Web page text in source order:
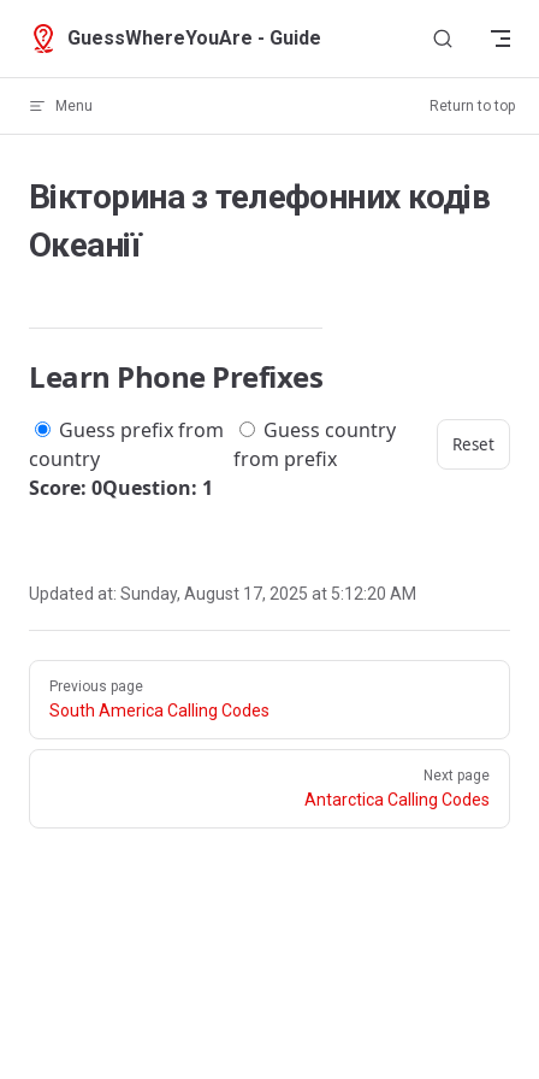
Skip to content
GuessWhereYouAre - Guide
Menu Return to top
Вікторина з телефонних кодів
Океанії
Learn Phone Prefixes
Guess prefix from
country
Guess country
from prefix
Reset
Score: 0Question: 1
Updated at: Sunday, August 17, 2025 at 5:12:20 AM
Pager
Previous page
South America Calling Codes
Next page
Antarctica Calling Codes